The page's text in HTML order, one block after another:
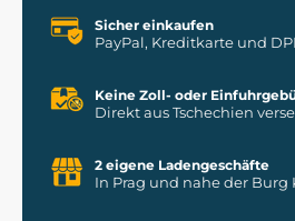
Sicher einkaufen
PayPal, Kreditkarte und
Keine Zoll- oder
Direkt aus Tschechien
2 eigene Ladengeschäfte
In Prag und nahe der Burg